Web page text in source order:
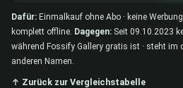
Dafür: Einmalkauf ohne Abo · keine
komplett offline. Dagegen: Seit 09.10.2023
während Fossify Gallery gratis ist · steht im
anderen Namen.
↑ Zurück zur Vergleichstabelle